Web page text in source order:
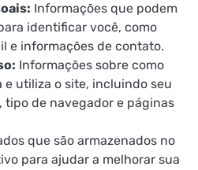
Informações que podem
identificar você, como
e informações de contato.
Informações sobre como
e utiliza o site, incluindo seu
tipo de navegador e páginas
que são armazenados no
para ajudar a melhorar sua